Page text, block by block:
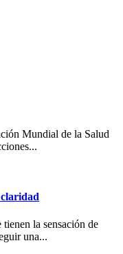
Mundial de la Salud
la sensación de
una...